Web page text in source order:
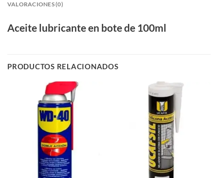
VALORACIONES (0)
Aceite lubricante en bote de 100ml
PRODUCTOS RELACIONADOS